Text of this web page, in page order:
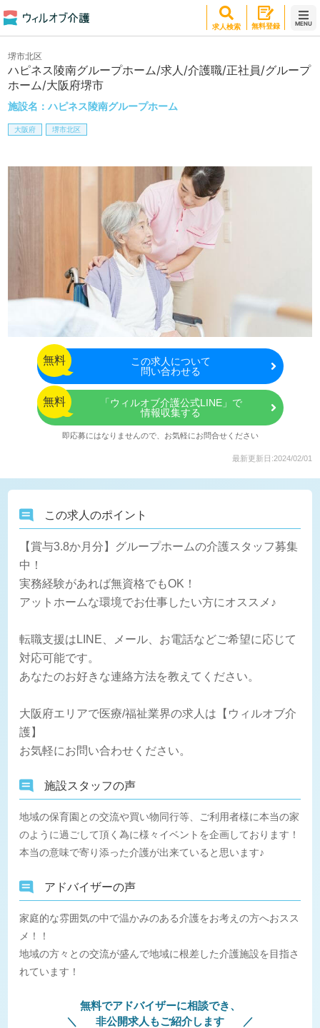
求人検索 無料登録 MENU
ハピネス陵南グループホーム/求人/介護職/正社員/グループ
ホーム/大阪府堺市
施設名：ハピネス陵南グループホーム
堺市北区
大阪府 堺市北区
無料 この求人について
問い合わせる
無料
「ウィルオブ介護公式LINE」で
情報収集する
即応募にはなりませんので、お気軽にお問合せください
最新更新日:2024/02/01
この求人のポイント
【賞与3.8か月分】グループホームの介護スタッフ募集
中！
実務経験があれば無資格でもOK！
アットホームな環境でお仕事したい方にオススメ♪
転職支援はLINE、メール、お電話などご希望に応じて
対応可能です。
あなたのお好きな連絡方法を教えてください。
大阪府エリアで医療/福祉業界の求人は【ウィルオブ介
護】
お気軽にお問い合わせください。
施設スタッフの声
地域の保育園との交流や買い物同行等、ご利用者様に本当の家
のように過ごして頂く為に様々イベントを企画しております！
本当の意味で寄り添った介護が出来ていると思います♪
アドバイザーの声
家庭的な雰囲気の中で温かみのある介護をお考えの方へおスス
メ！！
地域の方々との交流が盛んで地域に根差した介護施設を目指さ
れています！
無料でアドバイザーに相談でき、
非公開求人もご紹介します